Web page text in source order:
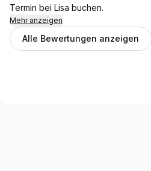
Termin bei Lisa buchen.
Mehr anzeigen
Alle Bewertungen anzeigen